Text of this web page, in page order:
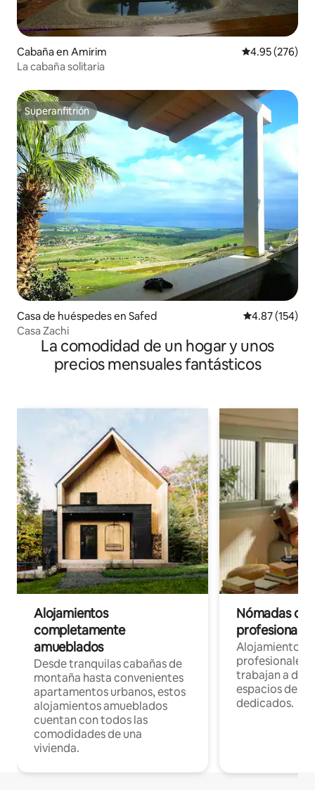
Cabaña en Amirim Calificación
4.95 (276)
La cabaña solitaria
Superanfitrión
Superanfitrión
Casa de huéspedes en Safed Calificación
4.87 (154)
Casa Zachi
La comodidad de un hogar y unos
precios mensuales fantásticos
Alojamientos
completamente
amueblados
Desde tranquilas cabañas de
montaña hasta convenientes
apartamentos urbanos, estos
alojamientos amueblados
cuentan con todos las
comodidades de una
vivienda.
Nómadas
Alojamientos
profesionales
trabajan a
espacios de
dedicados.